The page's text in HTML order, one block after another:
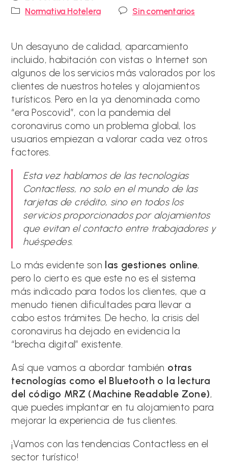
de
la
Categoría
Normativa Hotelera
Comentarios
Sin comentarios
Un desayuno de calidad, aparcamiento
incluido, habitación con vistas o Internet son
algunos de los servicios más valorados por los
clientes de nuestros hoteles y alojamientos
turísticos. Pero en la ya denominada como
“era Poscovid”, con la pandemia del
coronavirus como un problema global, los
usuarios empiezan a valorar cada vez otros
factores.
Esta vez hablamos de las tecnologías
Contactless, no solo en el mundo de las
tarjetas de crédito, sino en todos los
servicios proporcionados por alojamientos
que evitan el contacto entre trabajadores y
huéspedes.
Lo más evidente son las gestiones online,
pero lo cierto es que este no es el sistema
más indicado para todos los clientes, que a
menudo tienen dificultades para llevar a
cabo estos trámites. De hecho, la crisis del
coronavirus ha dejado en evidencia la
“brecha digital” existente.
Así que vamos a abordar también otras
tecnologías como el Bluetooth o la lectura
del código MRZ (Machine Readable Zone),
que puedes implantar en tu alojamiento para
mejorar la experiencia de tus clientes.
¡Vamos con las tendencias Contactless en el
sector turístico!